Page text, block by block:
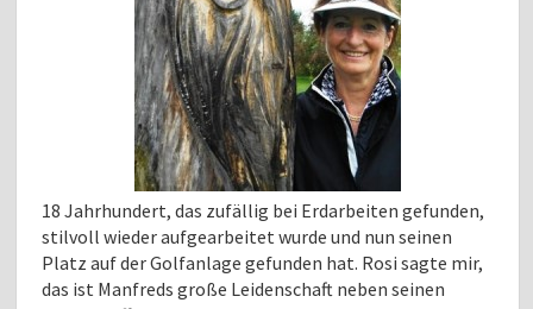
18 Jahrhundert, das zufällig bei Erdarbeiten gefunden,
stilvoll wieder aufgearbeitet wurde und nun seinen
Platz auf der Golfanlage gefunden hat. Rosi sagte mir,
das ist Manfreds große Leidenschaft neben seinen